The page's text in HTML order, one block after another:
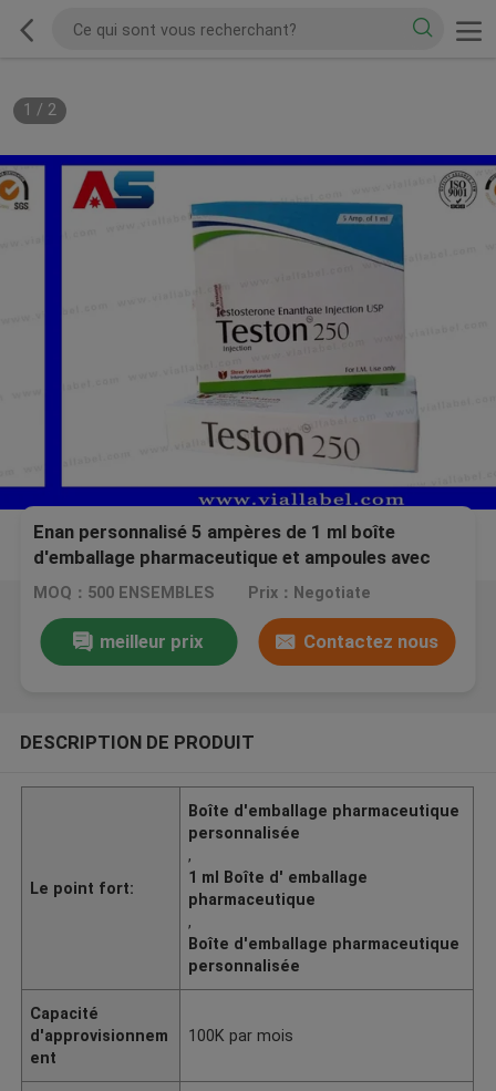
1 / 2
Enan personnalisé 5 ampères de 1 ml boîte
d'emballage pharmaceutique et ampoules avec
logo personnalisé
MOQ：500 ENSEMBLES Prix：Negotiate
meilleur prix Contactez nous
DESCRIPTION DE PRODUIT
Le point fort:
Boîte d'emballage pharmaceutique
personnalisée
,
1 ml Boîte d' emballage
pharmaceutique
,
Boîte d'emballage pharmaceutique
personnalisée
Capacité
d'approvisionnem
ent
100K par mois